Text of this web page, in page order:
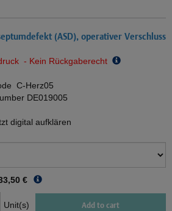
(ASD), operativer Verschluss
- Kein Rückgaberecht
C-Herz05
DE019005
digital aufklären
€
Unit(s) Add to cart